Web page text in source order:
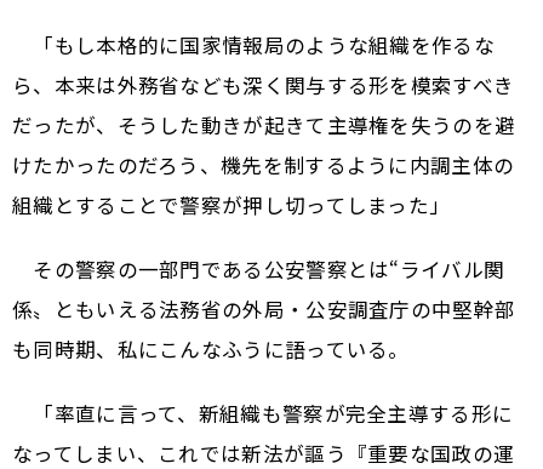
「もし本格的に国家情報局のような組織を作るな
ら、本来は外務省なども深く関与する形を模索すべき
だったが、そうした動きが起きて主導権を失うのを避
けたかったのだろう、機先を制するように内調主体の
組織とすることで警察が押し切ってしまった」
その警察の一部門である公安警察とは“ライバル関
係〟ともいえる法務省の外局・公安調査庁の中堅幹部
も同時期、私にこんなふうに語っている。
「率直に言って、新組織も警察が完全主導する形に
なってしまい、これでは新法が謳う『重要な国政の運